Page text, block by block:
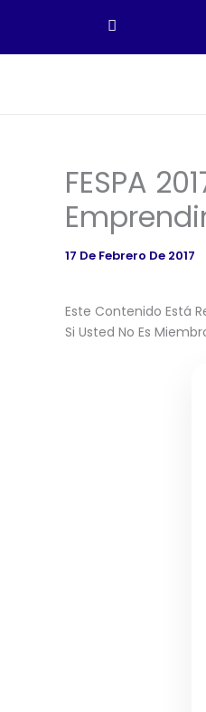
Contenido
FESPA
17 De Febrero De 2017
Este Contenido Está
Si Usted No Es